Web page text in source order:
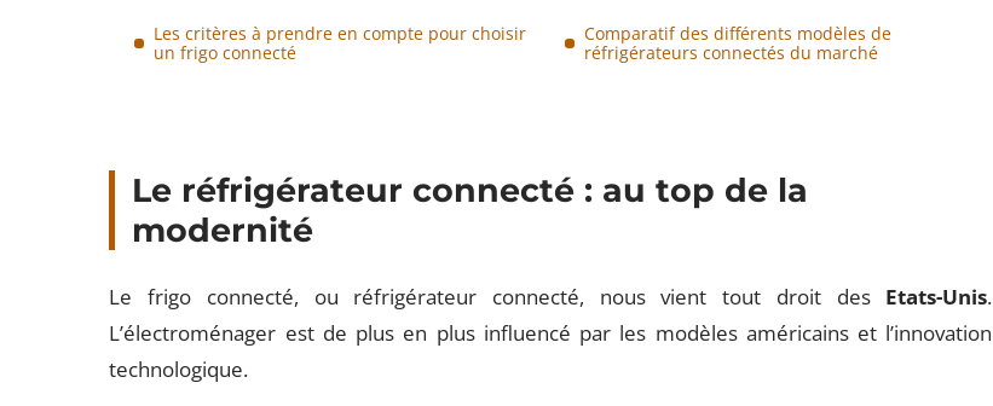
Les critères à prendre en compte pour choisir
un frigo connecté
Comparatif des différents modèles de
réfrigérateurs connectés du marché
Le réfrigérateur connecté : au top de la
modernité
Le frigo connecté, ou réfrigérateur connecté, nous vient tout droit des Etats-Unis.
L’électroménager est de plus en plus influencé par les modèles américains et l’innovation
technologique.